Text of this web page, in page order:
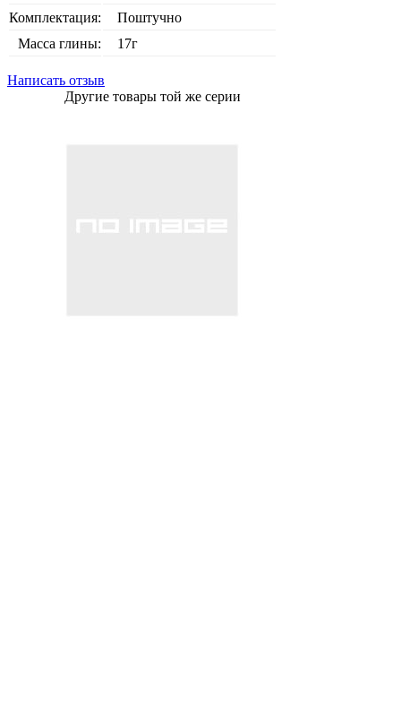
Комплектация:
Поштучно
Масса глины:
17г
Написать отзыв
Другие товары той же серии